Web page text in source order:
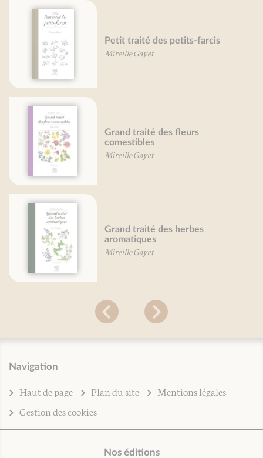
Petit traité des petits-farcis
Mireille Gayet
Grand traité des fleurs
comestibles
Mireille Gayet
Grand traité des herbes
aromatiques
Mireille Gayet
Navigation
Haut de page Plan du site
Mentions légales
Gestion des cookies
Nos éditions